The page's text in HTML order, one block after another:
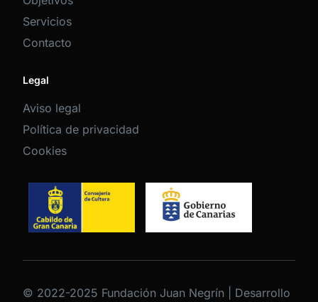
Servicios
Contacto
Legal
Aviso legal
Política de privacidad
Cookies
© 2022-2025 Fundación Juan Negrín | Desarrollo